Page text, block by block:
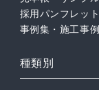
採用パンフレット
事例集・施工事
種類別